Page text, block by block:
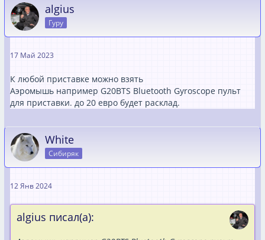
algius
Гуру
17 Май 2023
К любой приставке можно взять
Аэромышь например G20BTS Bluetooth Gyroscope пульт
для приставки. до 20 евро будет расклад.
White
Сибиряк
12 Янв 2024
algius писал(а):